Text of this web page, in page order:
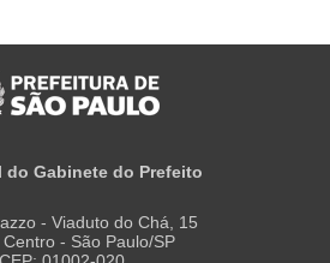
do Gabinete do Prefeito
- Viaduto do Chá, 15
- São Paulo/SP